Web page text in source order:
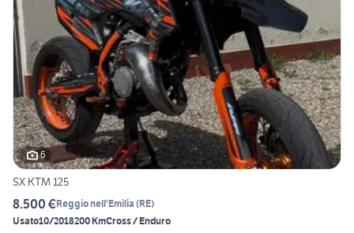
6
SX KTM 125
8.500 €Reggio nell'Emilia (RE)
Usato10/2018200 KmCross / Enduro